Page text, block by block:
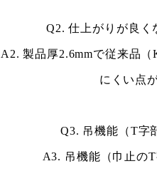
Q2. 仕上がりが良く
A2. 製品厚2.6mmで従来品
にくい点
Q3. 吊機能（T字
A3. 吊機能（巾止の